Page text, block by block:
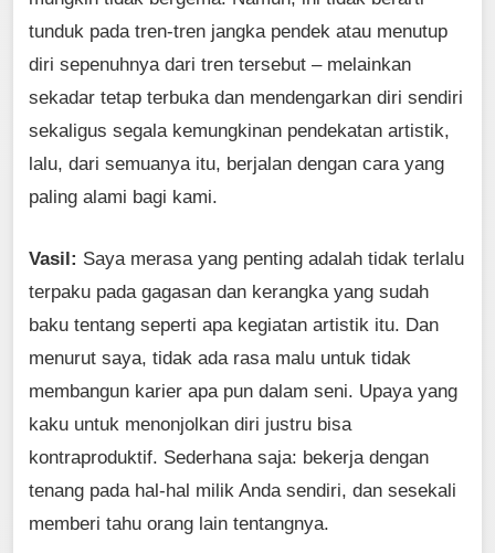
tunduk pada tren-tren jangka pendek atau menutup
diri sepenuhnya dari tren tersebut – melainkan
sekadar tetap terbuka dan mendengarkan diri sendiri
sekaligus segala kemungkinan pendekatan artistik,
lalu, dari semuanya itu, berjalan dengan cara yang
paling alami bagi kami.
Vasil: Saya merasa yang penting adalah tidak terlalu
terpaku pada gagasan dan kerangka yang sudah
baku tentang seperti apa kegiatan artistik itu. Dan
menurut saya, tidak ada rasa malu untuk tidak
membangun karier apa pun dalam seni. Upaya yang
kaku untuk menonjolkan diri justru bisa
kontraproduktif. Sederhana saja: bekerja dengan
tenang pada hal-hal milik Anda sendiri, dan sesekali
memberi tahu orang lain tentangnya.